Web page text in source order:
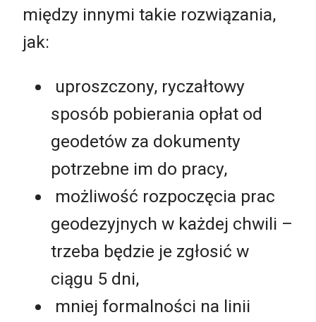
między innymi takie rozwiązania,
jak:
uproszczony, ryczałtowy
sposób pobierania opłat od
geodetów za dokumenty
potrzebne im do pracy,
możliwość rozpoczęcia prac
geodezyjnych w każdej chwili –
trzeba będzie je zgłosić w
ciągu 5 dni,
mniej formalności na linii